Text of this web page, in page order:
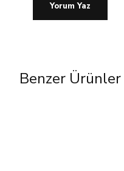
Yorum Yaz
Benzer Ürünler